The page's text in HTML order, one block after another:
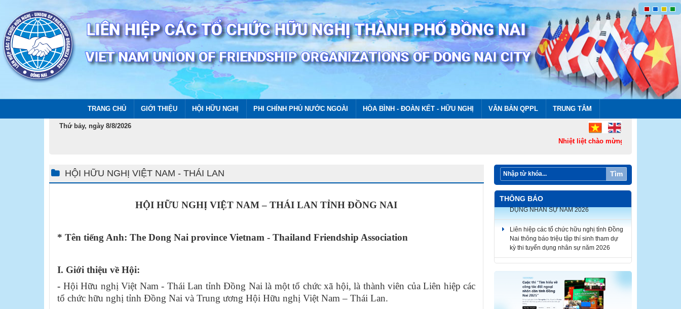
TRANG CHỦ GIỚI THIỆU HỘI HỮU NGHỊ PHI CHÍNH PHỦ NƯỚC NGOÀI HÒA BÌNH - ĐOÀN KẾT - HỮU NGHỊ VĂN BẢN QPPL TRUNG TÂM
Thứ bảy, ngày 8/8/2026
Nhiệt liệt chào mừng thành lập Thành
Tìm
HỘI HỮU NGHỊ VIỆT NAM - THÁI LAN
HỘI HỮU NGHỊ VIỆT NAM – THÁI LAN TỈNH ĐỒNG NAI
* Tên tiếng Anh: The Dong Nai province Vietnam - Thailand Friendship Association
I. Giới thiệu về Hội:
- Hội Hữu nghị Việt Nam - Thái Lan tỉnh Đồng Nai là một tổ chức xã hội, là thành viên của Liên hiệp các
tổ chức hữu nghị tỉnh Đồng Nai và Trung ương Hội Hữu nghị Việt Nam – Thái Lan.
THÔNG BÁO
Nai thông báo triệu tập thí sinh tham dự
kỳ thi tuyển dụng nhân sự năm 2026
Nai thông báo tuyển dụng nhân sự năm
2026
THÔNG BÁO KẾT QUẢ KỲ THI TUYỂN
DỤNG NHÂN SỰ NĂM 2026